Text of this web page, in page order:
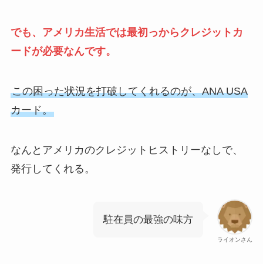
でも、アメリカ生活では最初っからクレジットカ
ードが必要なんです。
この困った状況を打破してくれるのが、ANA USA
カード。
なんとアメリカのクレジットヒストリーなしで、
発行してくれる。
ライオンさん
駐在員の最強の味方